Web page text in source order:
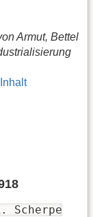
Armut, Bettel
Inhalt
Scherpe